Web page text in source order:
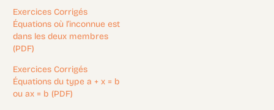
Exercices Corrigés
Équations où l’inconnue est
dans les deux membres
(PDF)
Exercices Corrigés
Équations du type a + x = b
ou ax = b (PDF)